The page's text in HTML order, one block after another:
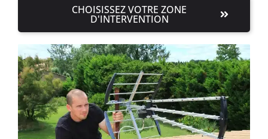
CHOISISSEZ VOTRE ZONE
D'INTERVENTION